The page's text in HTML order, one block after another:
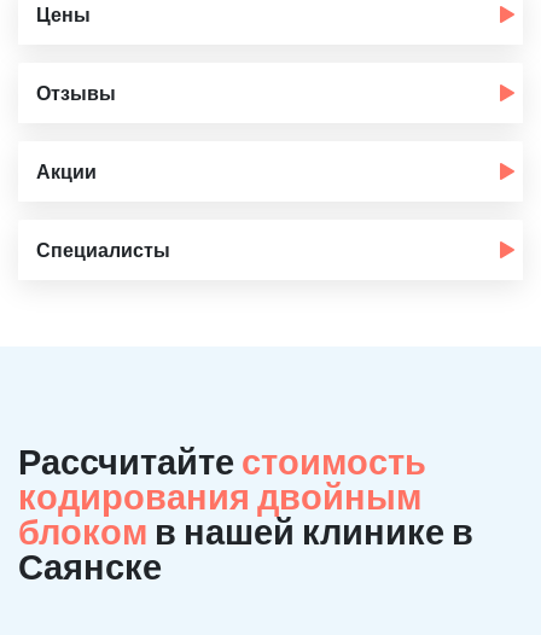
Цены
Отзывы
Акции
Специалисты
Рассчитайте стоимость
кодирования двойным
блоком в нашей клинике в
Саянске